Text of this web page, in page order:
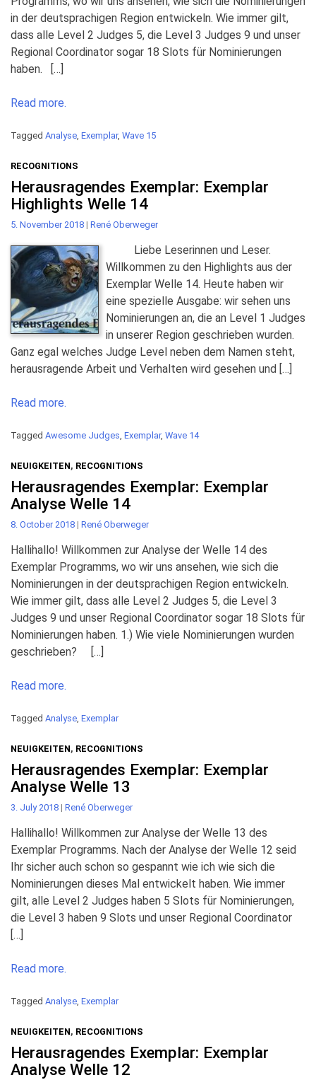
in der deutsprachigen Region entwickeln. Wie immer gilt,
dass alle Level 2 Judges 5, die Level 3 Judges 9 und unser
Regional Coordinator sogar 18 Slots für Nominierungen
haben. […]
Read more.
Tagged Analyse, Exemplar, Wave 15
RECOGNITIONS
Herausragendes Exemplar: Exemplar
Highlights Welle 14
5. November 2018 | René Oberweger
Liebe Leserinnen und Leser.
Willkommen zu den Highlights aus der
Exemplar Welle 14. Heute haben wir
eine spezielle Ausgabe: wir sehen uns
Nominierungen an, die an Level 1 Judges
in unserer Region geschrieben wurden.
Ganz egal welches Judge Level neben dem Namen steht,
herausragende Arbeit und Verhalten wird gesehen und […]
Read more.
Tagged Awesome Judges, Exemplar, Wave 14
NEUIGKEITEN, RECOGNITIONS
Herausragendes Exemplar: Exemplar
Analyse Welle 14
8. October 2018 | René Oberweger
Hallihallo! Willkommen zur Analyse der Welle 14 des
Exemplar Programms, wo wir uns ansehen, wie sich die
Nominierungen in der deutsprachigen Region entwickeln.
Wie immer gilt, dass alle Level 2 Judges 5, die Level 3
Judges 9 und unser Regional Coordinator sogar 18 Slots für
Nominierungen haben. 1.) Wie viele Nominierungen wurden
geschrieben? […]
Read more.
Tagged Analyse, Exemplar
NEUIGKEITEN, RECOGNITIONS
Herausragendes Exemplar: Exemplar
Analyse Welle 13
3. July 2018 | René Oberweger
Hallihallo! Willkommen zur Analyse der Welle 13 des
Exemplar Programms. Nach der Analyse der Welle 12 seid
Ihr sicher auch schon so gespannt wie ich wie sich die
Nominierungen dieses Mal entwickelt haben. Wie immer
gilt, alle Level 2 Judges haben 5 Slots für Nominierungen,
die Level 3 haben 9 Slots und unser Regional Coordinator
[…]
Read more.
Tagged Analyse, Exemplar
NEUIGKEITEN, RECOGNITIONS
Herausragendes Exemplar: Exemplar
Analyse Welle 12